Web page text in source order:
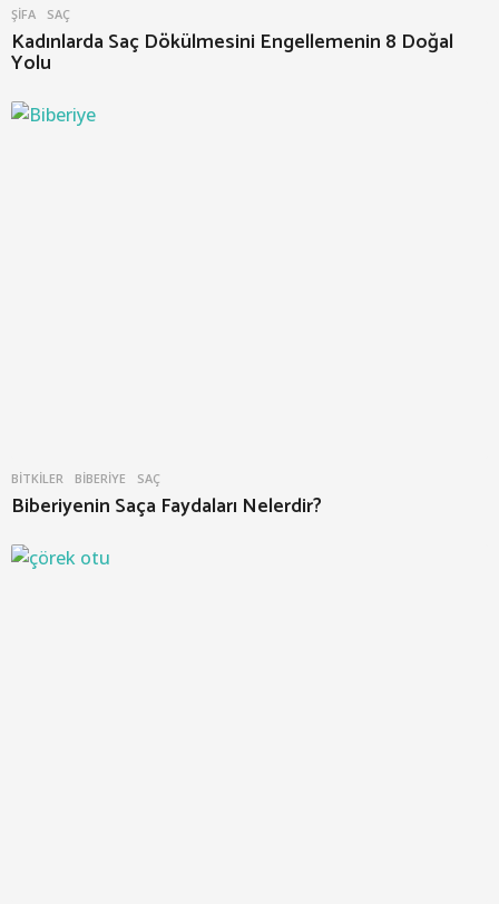
ŞIFA SAÇ
Kadınlarda Saç Dökülmesini Engellemenin 8 Doğal
Yolu
BITKILER BIBERIYE ,SAÇ
Biberiyenin Saça Faydaları Nelerdir?